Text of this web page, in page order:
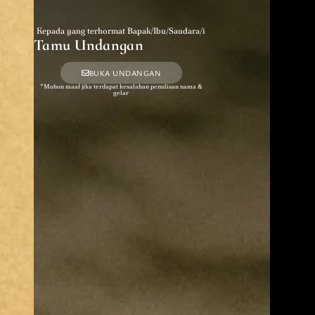
Kepada yang terhormat Bapak/Ibu/Saudara/i
Tamu Undangan
BUKA UNDANGAN
*Mohon maaf jika terdapat kesalahan penulisan nama &
gelar